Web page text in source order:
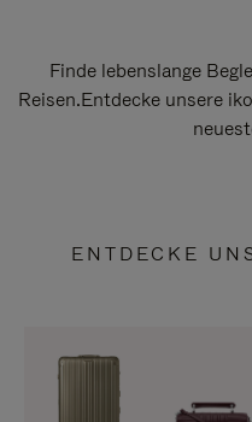
Finde lebenslange
Reisen.Entdecke unsere
ENTDECKE